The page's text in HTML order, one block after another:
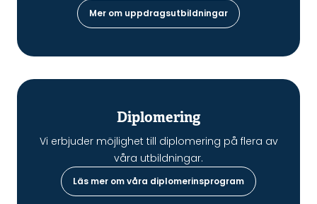
Mer om uppdragsutbildningar
Diplomering
Vi erbjuder möjlighet till diplomering på flera av
våra utbildningar.
Läs mer om våra diplomerinsprogram